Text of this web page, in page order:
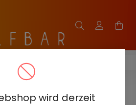
wird derzeit
ELF BAR 2500 - 2%
- SOUR APPLE 5%